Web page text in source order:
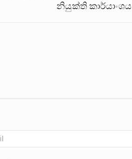
නියුක්ති කාර්යාංශය